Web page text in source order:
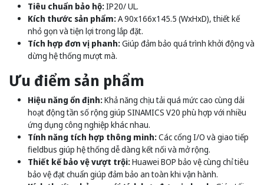
Tiêu chuẩn bảo hộ:IP20/ UL.
Kích thước sản phẩm:A 90x166x145.5 (WxHxD), thiết kế
nhỏ gọn và tiện lợi trong lắp đặt.
Tích hợp đơn vị phanh:Giúp đảm bảo quá trình khởi động và
dừng hệ thống mượt mà.
Ưu điểm sản phẩm
Hiệu năng ổn định:Khả năng chịu tải quá mức cao cùng dải
hoạt động tần số rộng giúp SINAMICS V20 phù hợp với nhiều
ứng dụng công nghiệp khác nhau.
Tính năng tích hợp thông minh:Các cổng I/O và giao tiếp
fieldbus giúp hệ thống dễ dàng kết nối và mở rộng.
Thiết kế bảo vệ vượt trội:Huawei BOP bảo vệ cùng chỉ tiêu
bảo vệ đạt chuẩn giúp đảm bảo an toàn khi vận hành.